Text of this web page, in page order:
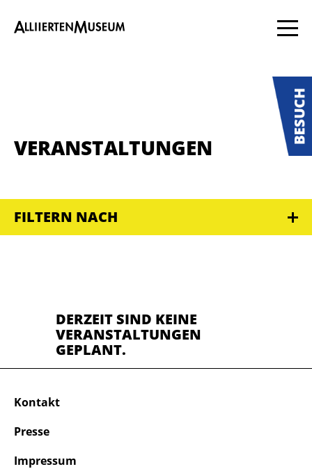
VERANSTALTUNGEN
FILTERN NACH
DERZEIT SIND KEINE
VERANSTALTUNGEN
GEPLANT.
Kontakt
Presse
Impressum